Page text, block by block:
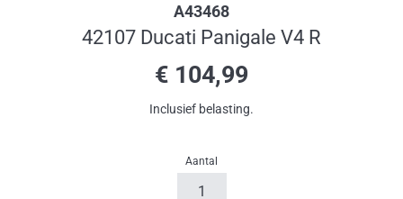
A43468
42107 Ducati Panigale V4 R
Normale
prijs
€ 104,99
Inclusief belasting.
Aantal